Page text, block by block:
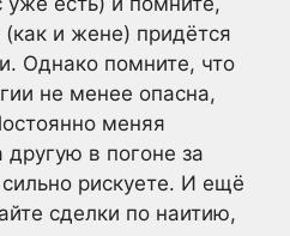
и жене) придётся
Однако помните, что
не менее опасна,
меняя
другую в погоне за
рискуете. И ещё
сделки по наитию,